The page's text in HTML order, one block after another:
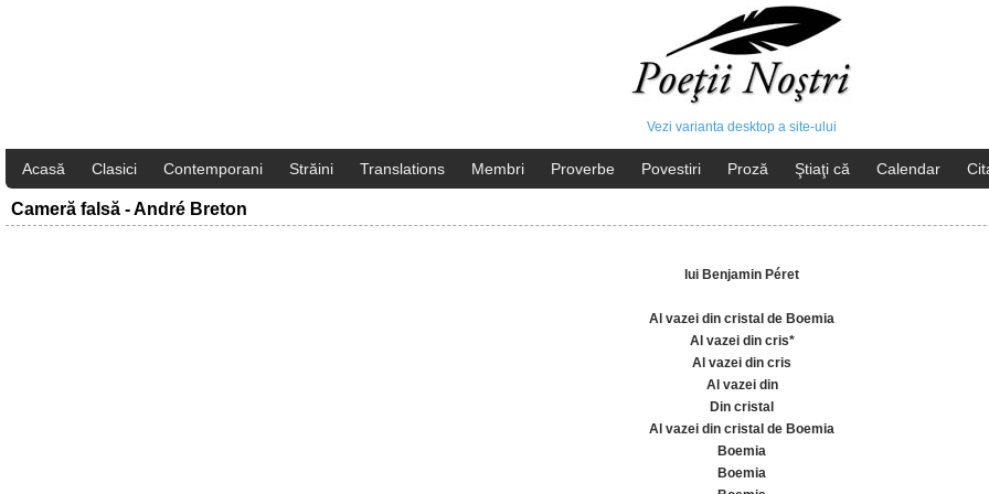
Vezi varianta desktop a site-ului
Acasă Clasici Contemporani Străini Translations Membri Proverbe Povestiri Proză Ştiaţi că Calendar
Cameră falsă - André Breton
lui Benjamin Péret
Al vazei din cristal de Boemia
Al vazei din cris*
Al vazei din cris
Al vazei din
Din cristal
Al vazei din cristal de Boemia
Boemia
Boemia